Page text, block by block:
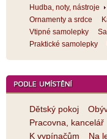
Hudba, noty, nástroje
Ornamenty a srdce
Vtipné samolepky
Praktické samolepky
Dětský pokoj
Pracovna, kancelář
K vypínačům
Na